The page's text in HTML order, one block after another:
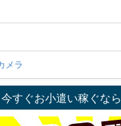
メラ
今すぐお小遣い稼ぐなら